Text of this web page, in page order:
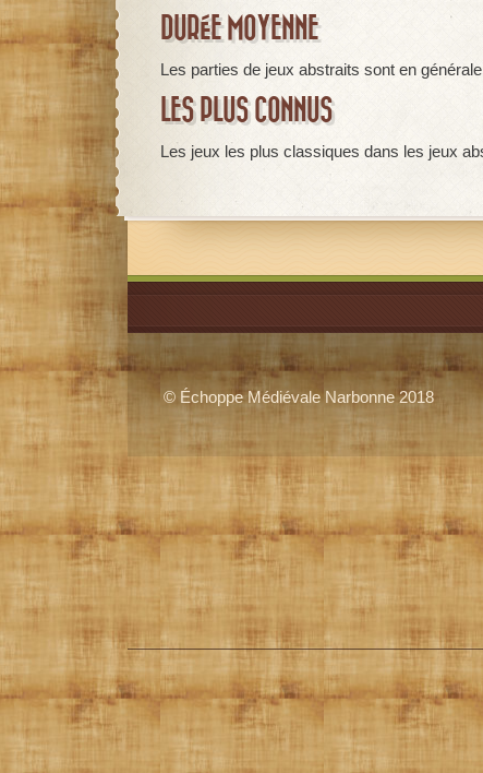
DURÉE MOYENNE
Les parties de jeux abstraits sont en
LES PLUS CONNUS
Les jeux les plus classiques dans les jeux
© Échoppe Médiévale Narbonne 2018